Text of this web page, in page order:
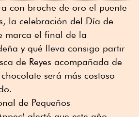
con broche de oro el puente
la celebración del Día de
marca el final de la
y qué lleva consigo partir
de Reyes acompañada de
será más costoso
de Pequeños